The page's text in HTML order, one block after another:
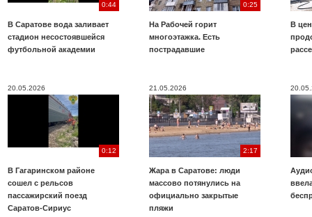
0:44
В Саратове вода заливает
стадион несостоявшейся
футбольной академии
0:25
На Рабочей горит
многоэтажка. Есть
пострадавшие
В
20.05.2026
0:12
В Гагаринском районе
сошел с рельсов
пассажирский поезд
Саратов-Сириус
21.05.2026
2:17
Жара в Саратове: люди
массово потянулись на
официально закрытые
пляжи